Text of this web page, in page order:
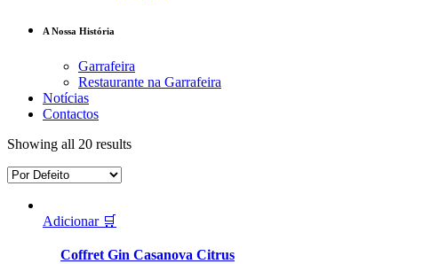
A Nossa História
Garrafeira
Restaurante na Garrafeira
Notícias
Contactos
Showing all 20 results
Adicionar 🛒
Coffret Gin Casanova Citrus